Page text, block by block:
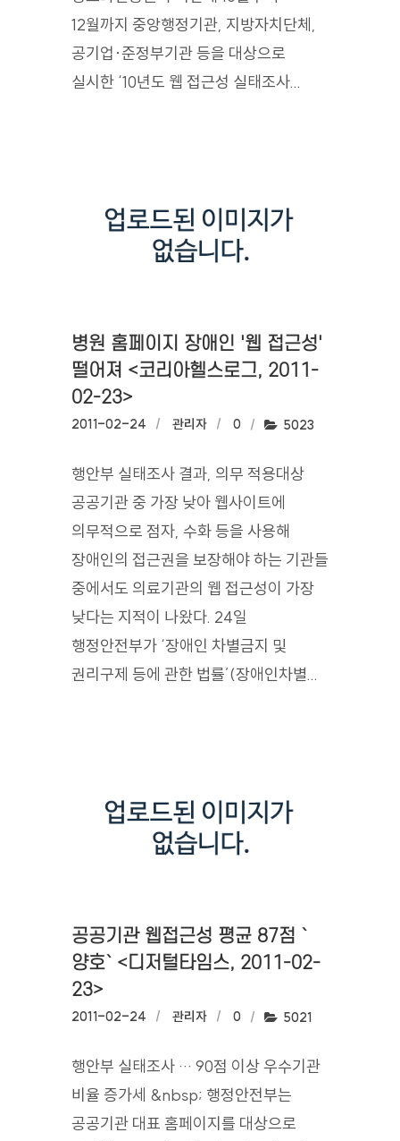
12월까지 중앙행정기관, 지방자치단체,
공기업·준정부기관 등을 대상으로
실시한 ‘10년도 웹 접근성 실태조사...
병원 홈페이지 장애인 '웹 접근성'
떨어져 <코리아헬스로그, 2011-
02-23>
작성일:
2011-02-24 작성자:
관리자 댓글수:
0 조회수:
5023
행안부 실태조사 결과, 의무 적용대상
공공기관 중 가장 낮아 웹사이트에
의무적으로 점자, 수화 등을 사용해
장애인의 접근권을 보장해야 하는 기관들
중에서도 의료기관의 웹 접근성이 가장
낮다는 지적이 나왔다. 24일
행정안전부가 ‘장애인 차별금지 및
권리구제 등에 관한 법률’(장애인차별...
공공기관 웹접근성 평균 87점 `
양호` <디저털타임스, 2011-02-
23>
작성일:
2011-02-24 작성자:
관리자 댓글수:
0 조회수:
5021
행안부 실태조사 … 90점 이상 우수기관
비율 증가세 &nbsp; 행정안전부는
공공기관 대표 홈페이지를 대상으로